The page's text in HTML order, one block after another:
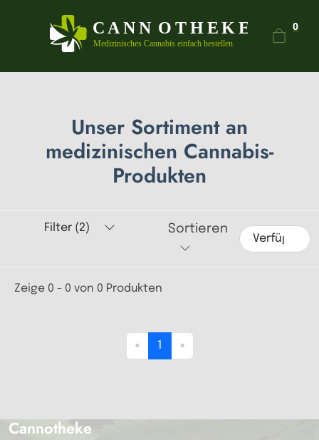
0
Unser Sortiment an
medizinischen Cannabis-
Produkten
Filter (2) Sortieren
Zeige 0 - 0 von 0 Produkten
« 1 »
Cannotheke